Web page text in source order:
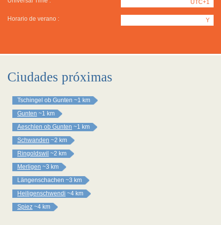
UTC+1
Horario de verano : Y
Ciudades próximas
Tschingel ob Gunten ~1 km
Gunten ~1 km
Aeschlen ob Gunten ~1 km
Schwanden ~2 km
Ringoldswil ~2 km
Merligen ~3 km
Längenschachen ~3 km
Heiligenschwendi ~4 km
Spiez ~4 km